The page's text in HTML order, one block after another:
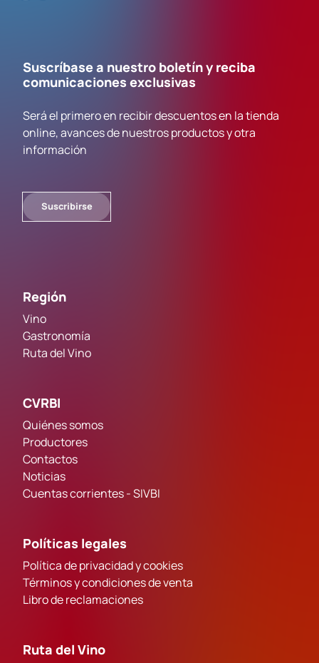
Suscríbase a nuestro boletín y reciba
comunicaciones exclusivas
Será el primero en recibir descuentos en la tienda
online, avances de nuestros productos y otra
información
Suscribirse
Región
Vino
Gastronomía
Ruta del Vino
CVRBI
Quiénes somos
Productores
Contactos
Noticias
Cuentas corrientes - SIVBI
Políticas legales
Política de privacidad y cookies
Términos y condiciones de venta
Libro de reclamaciones
Ruta del Vino